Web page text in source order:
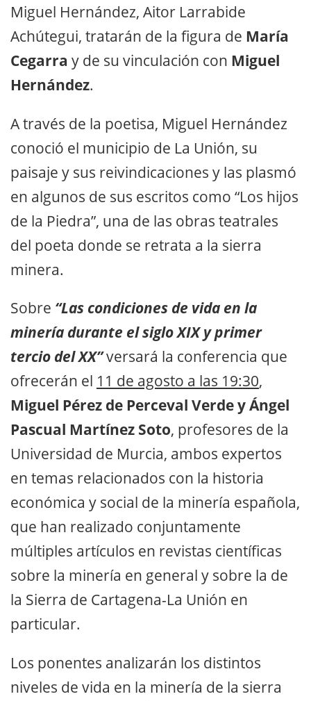
Miguel Hernández, Aitor Larrabide
Achútegui, tratarán de la figura de María
Cegarra y de su vinculación con Miguel
Hernández.
A través de la poetisa, Miguel Hernández
conoció el municipio de La Unión, su
paisaje y sus reivindicaciones y las plasmó
en algunos de sus escritos como “Los hijos
de la Piedra”, una de las obras teatrales
del poeta donde se retrata a la sierra
minera.
Sobre “Las condiciones de vida en la
minería durante el siglo XIX y primer
tercio del XX”versará la conferencia que
ofrecerán el 11 de agosto a las 19:30,
Miguel Pérez de Perceval Verde y Ángel
Pascual Martínez Soto, profesores de la
Universidad de Murcia, ambos expertos
en temas relacionados con la historia
económica y social de la minería española,
que han realizado conjuntamente
múltiples artículos en revistas científicas
sobre la minería en general y sobre la de
la Sierra de Cartagena-La Unión en
particular.
Los ponentes analizarán los distintos
niveles de vida en la minería de la sierra